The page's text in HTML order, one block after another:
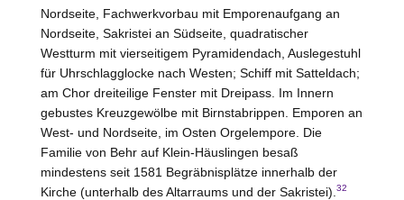
Nordseite, Fachwerkvorbau mit Emporenaufgang an
Nordseite, Sakristei an Südseite, quadratischer
Westturm mit vierseitigem Pyramidendach, Auslegestuhl
für Uhrschlagglocke nach Westen; Schiff mit Satteldach;
am Chor dreiteilige Fenster mit Dreipass. Im Innern
gebustes Kreuzgewölbe mit Birnstabrippen. Emporen an
West- und Nordseite, im Osten Orgelempore. Die
Familie von Behr auf Klein-Häuslingen besaß
mindestens seit 1581 Begräbnisplätze innerhalb der
Kirche (unterhalb des Altarraums und der Sakristei). 32